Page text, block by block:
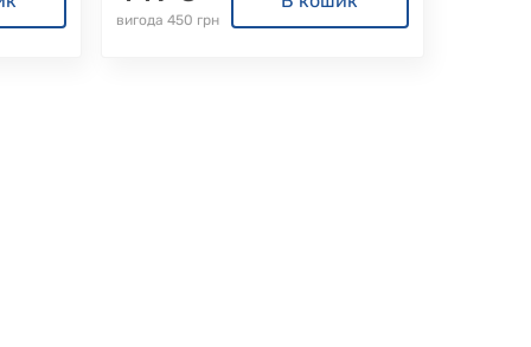
вигода 450 грн